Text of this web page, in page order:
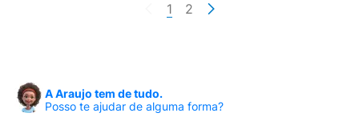
1 2
A Araujo tem de tudo.
Posso te ajudar de alguma forma?